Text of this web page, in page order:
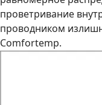
проветривание
проводником
Comfortemp.